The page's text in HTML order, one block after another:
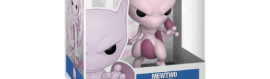
Funko Pop! Games: Pokemon –
Mewtwo #581 Vinyl Figure